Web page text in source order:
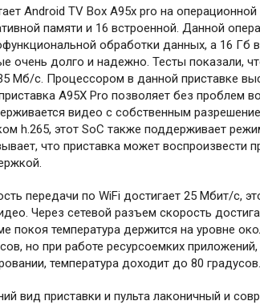
Android TV Box A95x pro на
памяти и 16 встроенной. Данной
обработки данных, а 16 Гб
очень долго и надежно. Тесты показали,
Мб/с. Процессором в данной приставке
A95X Pro позволяет без проблем
видео с собственным
h.265, этот SoC также поддерживает
что приставка может воспроизвести
передачи по WiFi достигает 25 Мбит/с,
Через сетевой разъем скорость
покоя температура держится на уровне
но при работе ресурсоемких
температура доходит до 80 градусов.
вид приставки и пульта лаконичный и